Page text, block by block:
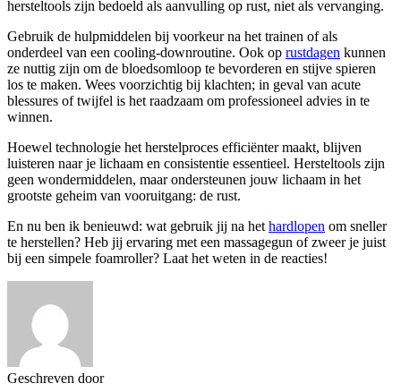
hersteltools zijn bedoeld als aanvulling op rust, niet als vervanging.
Gebruik de hulpmiddelen bij voorkeur na het trainen of als
onderdeel van een cooling-downroutine. Ook op rustdagen kunnen
ze nuttig zijn om de bloedsomloop te bevorderen en stijve spieren
los te maken. Wees voorzichtig bij klachten; in geval van acute
blessures of twijfel is het raadzaam om professioneel advies in te
winnen.
Hoewel technologie het herstelproces efficiënter maakt, blijven
luisteren naar je lichaam en consistentie essentieel. Hersteltools zijn
geen wondermiddelen, maar ondersteunen jouw lichaam in het
grootste geheim van vooruitgang: de rust.
En nu ben ik benieuwd: wat gebruik jij na het hardlopen om sneller
te herstellen? Heb jij ervaring met een massagegun of zweer je juist
bij een simpele foamroller? Laat het weten in de reacties!
Geschreven door